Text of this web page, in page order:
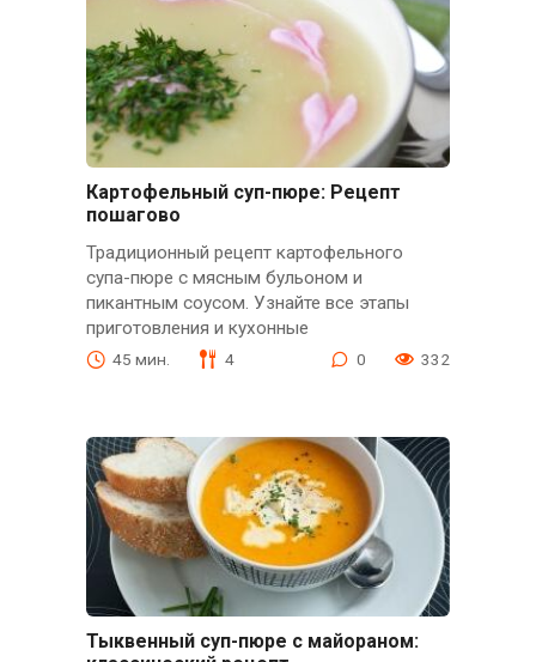
Картофельный суп-пюре: Рецепт
пошагово
Традиционный рецепт картофельного
супа-пюре с мясным бульоном и
пикантным соусом. Узнайте все этапы
приготовления и кухонные
45 мин. 4 0 332
Тыквенный суп-пюре с майораном: